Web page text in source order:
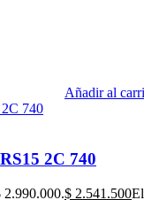
Añadir al
2C 740
$ 2.541.500El